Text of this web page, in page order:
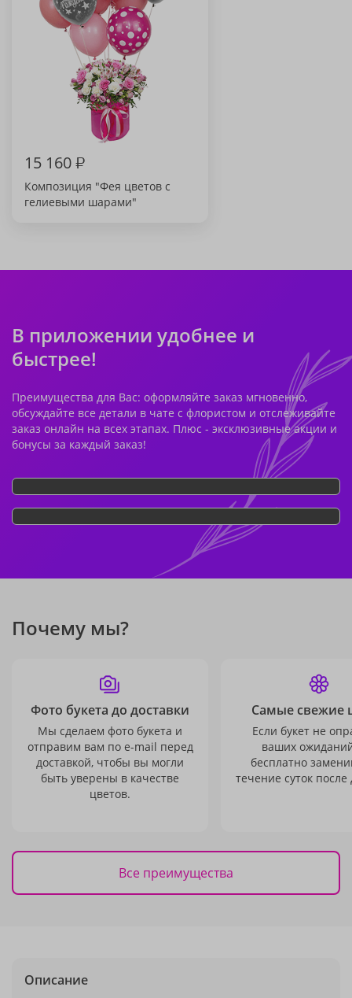
15 160₽
Композиция "Фея цветов с
гелиевыми шарами"
В приложении удобнее и
быстрее!
Преимущества для Вас: оформляйте заказ мгновенно,
обсуждайте все детали в чате с флористом и отслеживайте
заказ онлайн на всех этапах. Плюс - эксклюзивные акции и
бонусы за каждый заказ!
Почему мы?
Фото букета до доставки
Мы сделаем фото букета и
отправим вам по e-mail перед
доставкой, чтобы вы могли
быть уверены в качестве
цветов.
Самые свежие
Если букет не
ваших
бесплатно
течение суток после
Все преимущества
Описание